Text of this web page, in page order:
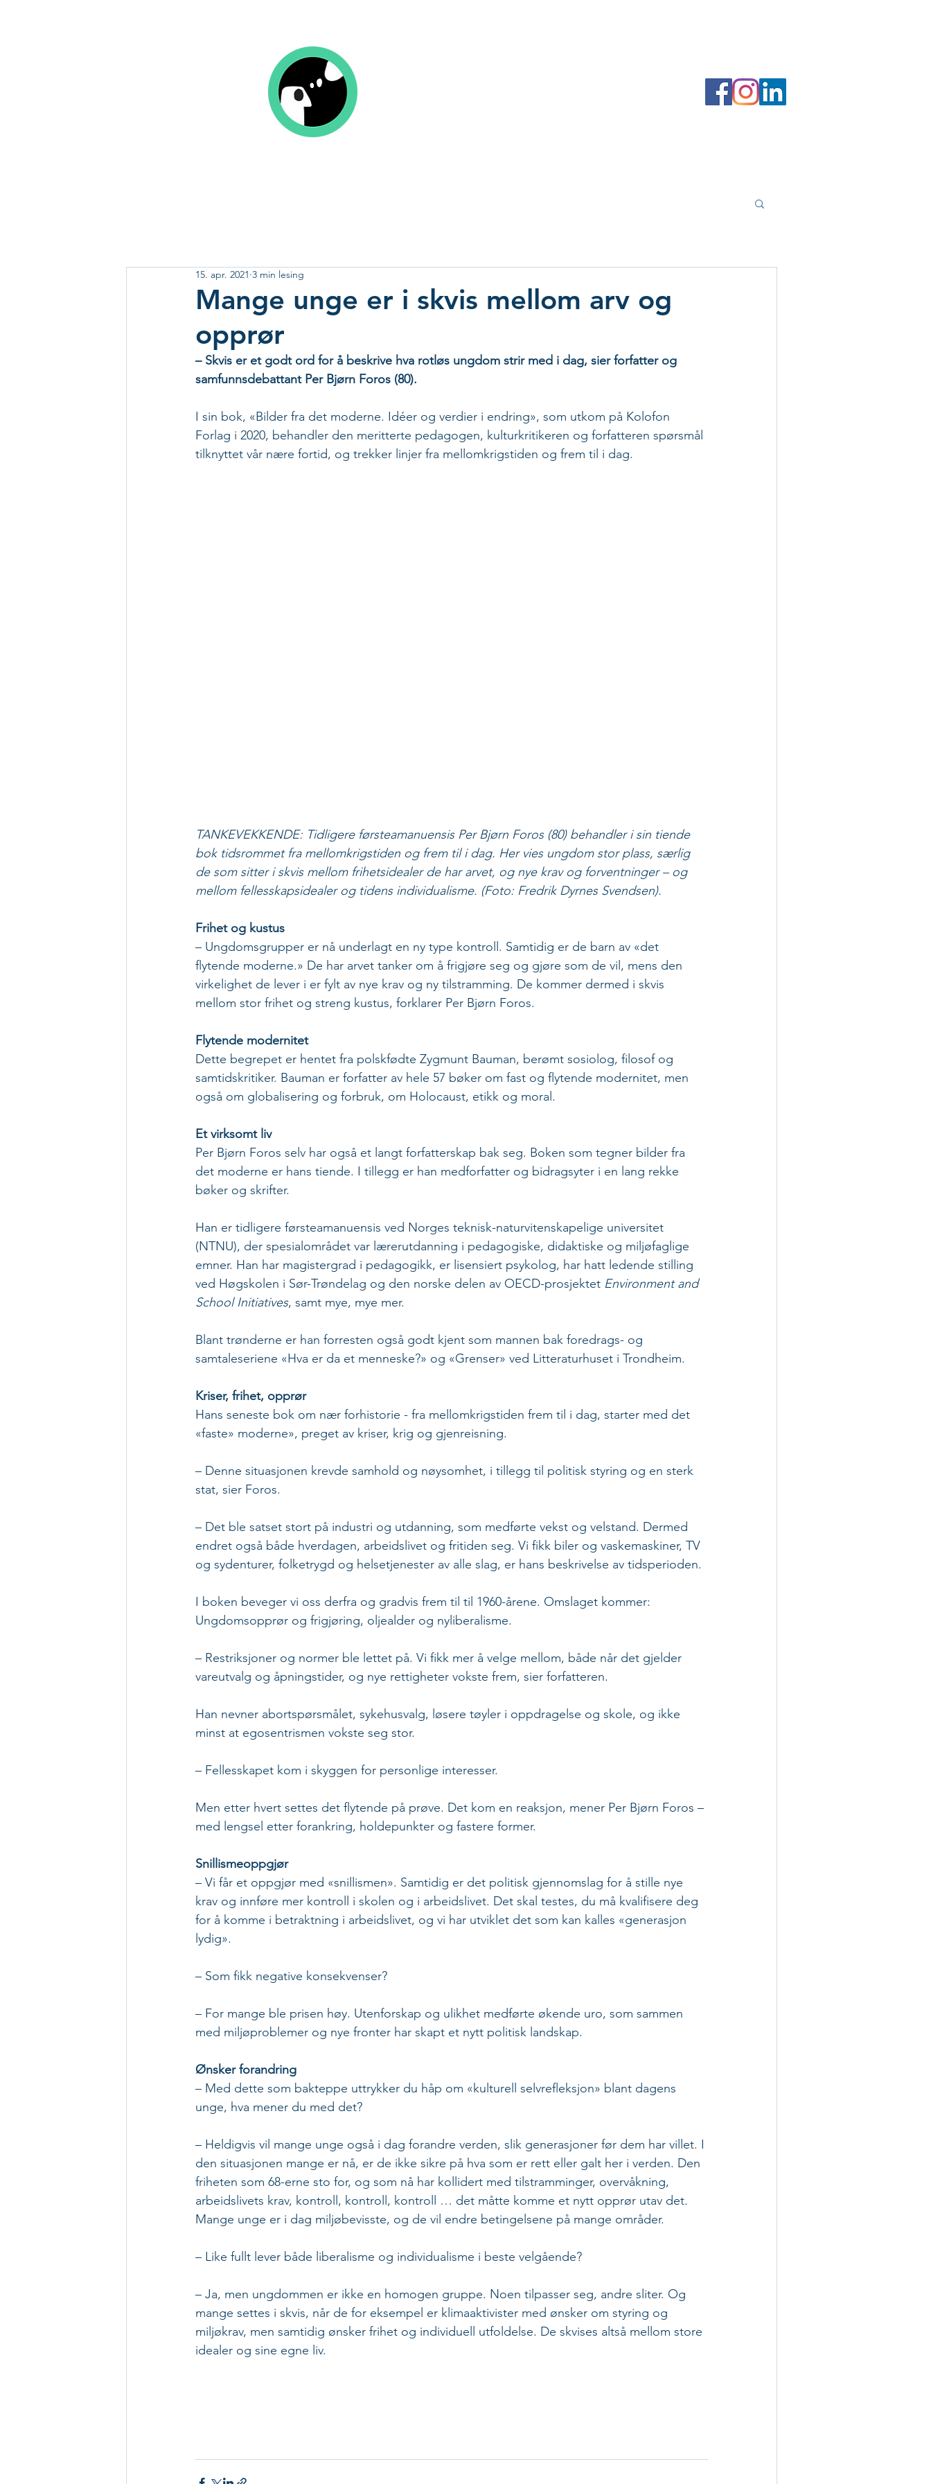
Mange unge er i skvis mellom arv og
opprør
15. apr. 2021 3 min lesing
– Skvis er et godt ord for å beskrive hva rotløs ungdom strir med i dag, sier forfatter og
samfunnsdebattant Per Bjørn Foros (80).
I sin bok, «Bilder fra det moderne. Idéer og verdier i endring», som utkom på Kolofon
Forlag i 2020, behandler den meritterte pedagogen, kulturkritikeren og forfatteren spørsmål
tilknyttet vår nære fortid, og trekker linjer fra mellomkrigstiden og frem til i dag.
TANKEVEKKENDE: Tidligere førsteamanuensis Per Bjørn Foros (80) behandler i sin tiende
bok tidsrommet fra mellomkrigstiden og frem til i dag. Her vies ungdom stor plass, særlig
de som sitter i skvis mellom frihetsidealer de har arvet, og nye krav og forventninger – og
mellom fellesskapsidealer og tidens individualisme. (Foto: Fredrik Dyrnes Svendsen).
Frihet og kustus
– Ungdomsgrupper er nå underlagt en ny type kontroll. Samtidig er de barn av «det
flytende moderne.» De har arvet tanker om å frigjøre seg og gjøre som de vil, mens den
virkelighet de lever i er fylt av nye krav og ny tilstramming. De kommer dermed i skvis
mellom stor frihet og streng kustus, forklarer Per Bjørn Foros.
Flytende modernitet
Dette begrepet er hentet fra polskfødte Zygmunt Bauman, berømt sosiolog, filosof og
samtidskritiker. Bauman er forfatter av hele 57 bøker om fast og flytende modernitet, men
også om globalisering og forbruk, om Holocaust, etikk og moral.
Et virksomt liv
Per Bjørn Foros selv har også et langt forfatterskap bak seg. Boken som tegner bilder fra
det moderne er hans tiende. I tillegg er han medforfatter og bidragsyter i en lang rekke
bøker og skrifter.
Han er tidligere førsteamanuensis ved Norges teknisk-naturvitenskapelige universitet
(NTNU), der spesialområdet var lærerutdanning i pedagogiske, didaktiske og miljøfaglige
emner. Han har magistergrad i pedagogikk, er lisensiert psykolog, har hatt ledende stilling
ved Høgskolen i Sør-Trøndelag og den norske delen av OECD-prosjektet Environment and
School Initiatives, samt mye, mye mer.
Blant trønderne er han forresten også godt kjent som mannen bak foredrags- og
samtaleseriene «Hva er da et menneske?» og «Grenser» ved Litteraturhuset i Trondheim.
Kriser, frihet, opprør
Hans seneste bok om nær forhistorie - fra mellomkrigstiden frem til i dag, starter med det
«faste» moderne», preget av kriser, krig og gjenreisning.
– Denne situasjonen krevde samhold og nøysomhet, i tillegg til politisk styring og en sterk
stat, sier Foros.
– Det ble satset stort på industri og utdanning, som medførte vekst og velstand. Dermed
endret også både hverdagen, arbeidslivet og fritiden seg. Vi fikk biler og vaskemaskiner, TV
og sydenturer, folketrygd og helsetjenester av alle slag, er hans beskrivelse av tidsperioden.
I boken beveger vi oss derfra og gradvis frem til til 1960-årene. Omslaget kommer:
Ungdomsopprør og frigjøring, oljealder og nyliberalisme.
– Restriksjoner og normer ble lettet på. Vi fikk mer å velge mellom, både når det gjelder
vareutvalg og åpningstider, og nye rettigheter vokste frem, sier forfatteren.
Han nevner abortspørsmålet, sykehusvalg, løsere tøyler i oppdragelse og skole, og ikke
minst at egosentrismen vokste seg stor.
– Fellesskapet kom i skyggen for personlige interesser.
Men etter hvert settes det flytende på prøve. Det kom en reaksjon, mener Per Bjørn Foros –
med lengsel etter forankring, holdepunkter og fastere former.
Snillismeoppgjør
– Vi får et oppgjør med «snillismen». Samtidig er det politisk gjennomslag for å stille nye
krav og innføre mer kontroll i skolen og i arbeidslivet. Det skal testes, du må kvalifisere deg
for å komme i betraktning i arbeidslivet, og vi har utviklet det som kan kalles «generasjon
lydig».
– Som fikk negative konsekvenser?
– For mange ble prisen høy. Utenforskap og ulikhet medførte økende uro, som sammen
med miljøproblemer og nye fronter har skapt et nytt politisk landskap.
Ønsker forandring
– Med dette som bakteppe uttrykker du håp om «kulturell selvrefleksjon» blant dagens
unge, hva mener du med det?
– Heldigvis vil mange unge også i dag forandre verden, slik generasjoner før dem har villet. I
den situasjonen mange er nå, er de ikke sikre på hva som er rett eller galt her i verden. Den
friheten som 68-erne sto for, og som nå har kollidert med tilstramminger, overvåkning,
arbeidslivets krav, kontroll, kontroll, kontroll … det måtte komme et nytt opprør utav det.
Mange unge er i dag miljøbevisste, og de vil endre betingelsene på mange områder.
– Like fullt lever både liberalisme og individualisme i beste velgående?
– Ja, men ungdommen er ikke en homogen gruppe. Noen tilpasser seg, andre sliter. Og
mange settes i skvis, når de for eksempel er klimaaktivister med ønsker om styring og
miljøkrav, men samtidig ønsker frihet og individuell utfoldelse. De skvises altså mellom store
idealer og sine egne liv.